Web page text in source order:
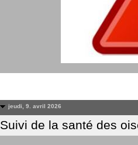
jeudi, 9. avril 2026
Suivi de la santé des